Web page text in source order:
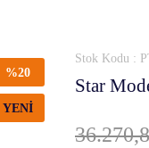
%20
YENİ
Stok Kodu :
Star